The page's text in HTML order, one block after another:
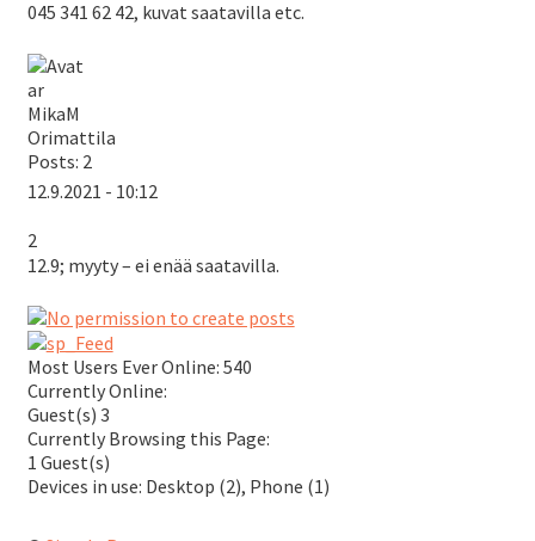
045 341 62 42, kuvat saatavilla etc.
MikaM
Orimattila
Posts: 2
12.9.2021 - 10:12
2
12.9; myyty – ei enää saatavilla.
Most Users Ever Online: 540
Currently Online:
Guest(s) 3
Currently Browsing this Page:
1 Guest(s)
Devices in use: Desktop (2), Phone (1)